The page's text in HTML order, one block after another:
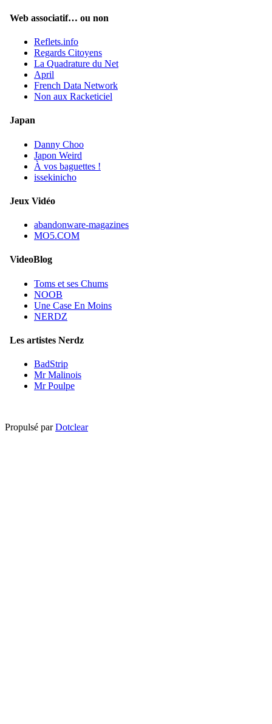
Web associatif… ou non
Reflets.info
Regards Citoyens
La Quadrature du Net
April
French Data Network
Non aux Racketiciel
Japan
Danny Choo
Japon Weird
À vos baguettes !
issekinicho
Jeux Vidéo
abandonware-magazines
MO5.COM
VideoBlog
Toms et ses Chums
NOOB
Une Case En Moins
NERDZ
Les artistes Nerdz
BadStrip
Mr Malinois
Mr Poulpe
Propulsé parDotclear